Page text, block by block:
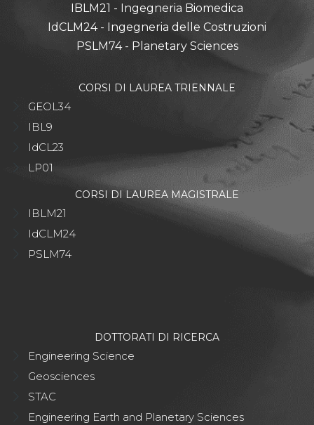
IBLM21 - Ingegneria Biomedica
IdCLM24 - Ingegneria delle Costruzioni
PSLM74 - Planetary Sciences
CORSI DI LAUREA TRIENNALE
GEOL34
IBL9
IdCL23
LP01
CORSI DI LAUREA MAGISTRALE
IBLM21
IdCLM24
PSLM74
DOTTORATI DI RICERCA
Engineering Science
Geosciences
STAC
Engineering Earth and Planetary Sciences